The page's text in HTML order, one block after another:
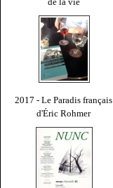
2017 - Le Paradis français
d'Éric Rohmer